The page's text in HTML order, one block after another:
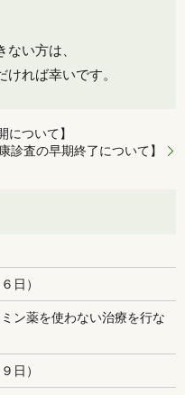
い方は、
れば幸いです。
について】
診査の早期終了について】
日）
ン薬を使わない治療を行な
日）